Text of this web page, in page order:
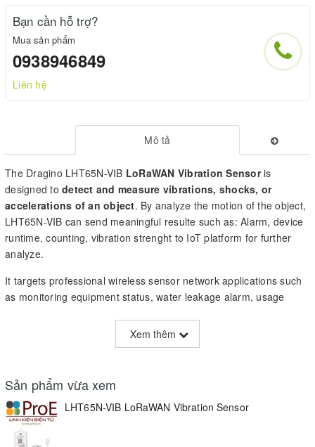
Bạn cần hỗ trợ?
Mua sản phẩm
0938946849
Liên hệ
Mô tả
The Dragino LHT65N-VIB LoRaWAN Vibration Sensoris
designed to detect and measure vibrations, shocks, or
accelerations of an object. By analyze the motion of the object,
LHT65N-VIB can send meaningful resulte such as: Alarm, device
runtime, counting, vibration strenght to IoT platform for further
analyze.
It targets professional wireless sensor network applications such
as monitoring equipment status, water leakage alarm, usage
The LHT65N-VIB allows users to send data and reach extremely
current consumption.
LHT65N-VIB has abuilt-in 2400mAh non-chargeable
battery
Xem thêm
Sản phẩm vừa xem
LHT65N-VIB LoRaWAN Vibration Sensor